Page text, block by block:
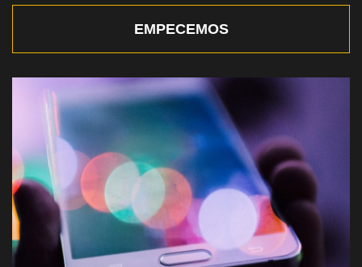
EMPECEMOS